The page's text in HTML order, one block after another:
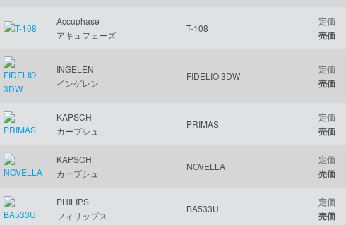
Accuphase
アキュフェーズ
T-108
定価
売価
INGELEN
インゲレン
FIDELIO 3DW
定価
売価
KAPSCH
カープシュ
PRIMAS
定価
売価
KAPSCH
カープシュ
NOVELLA
定価
売価
PHILIPS
フィリップス
BA533U
定価
売価